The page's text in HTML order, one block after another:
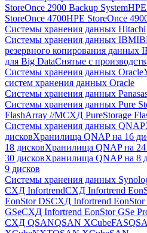
StoreOnce 2900 Backup System
StoreOnce 4700HPE StoreOnce
Системы хранения данных Hitachi
Системы хранения данных IBM
резервного копирования данных
для Big DataСнятые с
Системы хранения данных Oracle
систем хранения данных Oracle
Системы хранения данных
Системы хранения данных Pure
FlashArray //MСХД PureStorage
Системы хранения данных QNAP
дисковХранилища QNAP на 16
18 дисковХранилища QNAP на 24
30 дисковХранилища QNAP на 8
9 дисков
Системы хранения данных
СХД InfortrendСХД Infortrend
EonStor DSСХД Infortrend EonStor
GSeСХД Infortrend EonStor GSe
СХД QSANQSAN XCubeFAS